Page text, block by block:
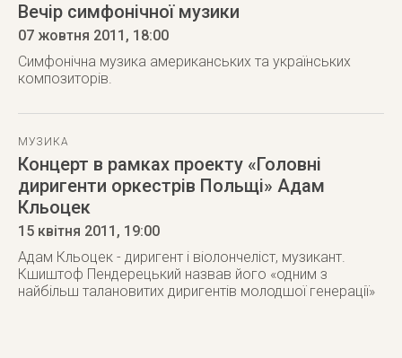
Вечір симфонічної музики
07 жовтня 2011 , 18:00
Симфонічна музика американських та українських
композиторів.
МУЗИКА
Концерт в рамках проекту «Головні
диригенти оркестрів Польщі» Адам
Кльоцек
15 квітня 2011 , 19:00
Адам Кльоцек - диригент і віолончеліст, музикант.
Кшиштоф Пендерецький назвав його «одним з
найбільш талановитих диригентів молодшої генерації»